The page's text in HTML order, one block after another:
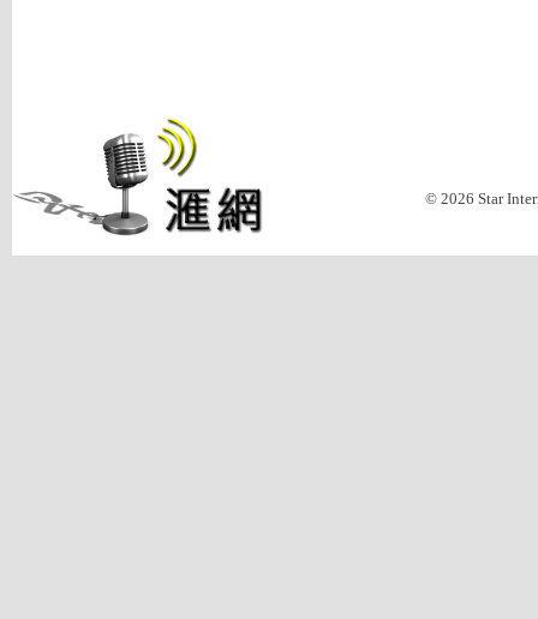
© 2026 Star